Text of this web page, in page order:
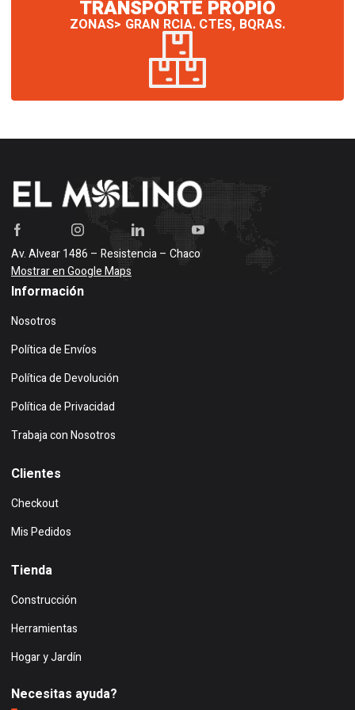
TRANSPORTE PROPIO
ZONAS> GRAN RCIA. CTES, BQRAS.
Av. Alvear 1486 – Resistencia – Chaco
Mostrar en Google Maps
Información
Nosotros
Política de Envíos
Política de Devolución
Política de Privacidad
Trabaja con Nosotros
Clientes
Checkout
Mis Pedidos
Tienda
Construcción
Herramientas
Hogar y Jardín
Necesitas ayuda?